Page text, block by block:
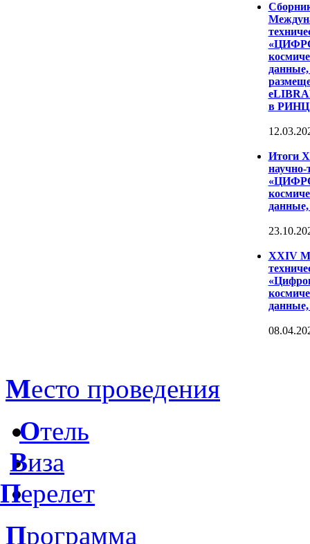
данные,
в
Итоги
научно-
данные,
XXIV
данные,
Место проведения
Отель
Виза
Перелет
Программа